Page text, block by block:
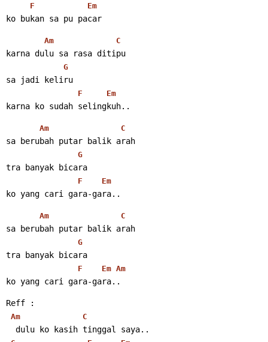
F Em
ko bukan sa pu pacar
Am C
karna dulu sa rasa ditipu
G
sa jadi keliru
F Em
karna ko sudah selingkuh..
Am C
sa berubah putar balik arah
G
tra banyak bicara
F Em
ko yang cari gara-gara..
Am C
sa berubah putar balik arah
G
tra banyak bicara
F Em Am
ko yang cari gara-gara..
Reff :
Am C
  dulu ko kasih tinggal saya..